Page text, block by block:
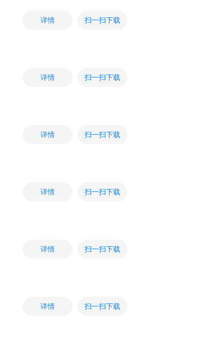
详情 扫一扫下载
详情 扫一扫下载
详情 扫一扫下载
详情 扫一扫下载
详情 扫一扫下载
详情 扫一扫下载